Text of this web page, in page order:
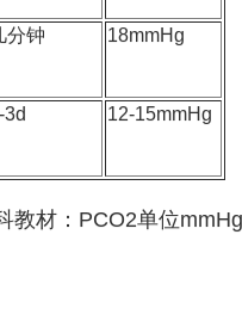
分钟 18mmHg
3d 12-15mmHg
材：PCO2单位